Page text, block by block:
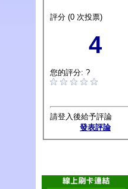
評分 (0 次投票)
4
您的評分: ?
請登入後給予評論
發表評論